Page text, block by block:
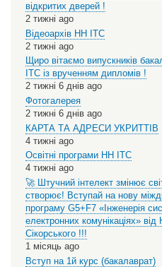
відкритих дверей !
2 тижні ago
Відеоархів НН ІТС
2 тижні ago
Щиро вітаємо випускників
ІТС із врученням дипломів !
2 тижні 6 днів ago
Фотогалерея
2 тижні 6 днів ago
КАРТА ТА АДРЕСИ УКРИТТІВ
4 тижні ago
Освітні програми НН ІТС
4 тижні ago
🚀 Штучний інтелект змінює
створює! Вступай на нову
програму G5+F7 «Інженерія
електронних комунікаціях»
Сікорського !!!
1 місяць ago
Вступ на 1й курс (бакалаврат)